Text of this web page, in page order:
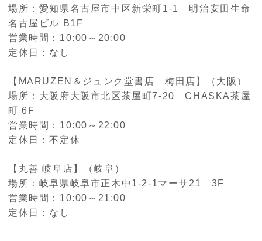
場所：愛知県名古屋市中区新栄町1-1 明治安田生命
名古屋ビル B1F
営業時間：10:00～20:00
定休日：なし
【MARUZEN＆ジュンク堂書店 梅田店】（大阪）
場所：大阪府大阪市北区茶屋町7-20 CHASKA茶屋
町 6F
営業時間：10:00～22:00
定休日：不定休
【丸善 岐阜店】（岐阜）
場所：岐阜県岐阜市正木中1-2-1マーサ21 3F
営業時間：10:00～21:00
定休日：なし